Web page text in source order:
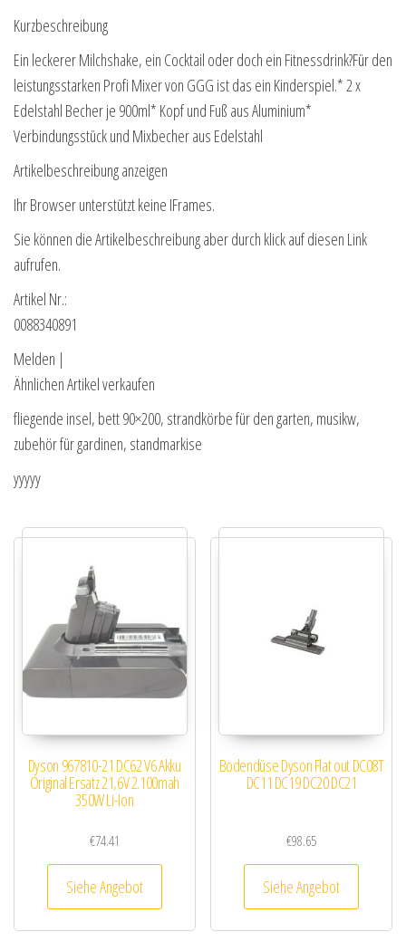
Kurzbeschreibung
Ein leckerer Milchshake, ein Cocktail oder doch ein Fitnessdrink?Für den
leistungsstarken Profi Mixer von GGG ist das ein Kinderspiel.* 2 x
Edelstahl Becher je 900ml* Kopf und Fuß aus Aluminium*
Verbindungsstück und Mixbecher aus Edelstahl
Artikelbeschreibung anzeigen
Ihr Browser unterstützt keine IFrames.
Sie können die Artikelbeschreibung aber durch klick auf diesen Link
aufrufen.
Artikel Nr.:
0088340891
Melden |
Ähnlichen Artikel verkaufen
fliegende insel, bett 90×200, strandkörbe für den garten, musikw,
zubehör für gardinen, standmarkise
yyyyy
Dyson 967810-21 DC62 V6 Akku
Original Ersatz 21,6V 2.100mah
350W Li-Ion
€74.41
Siehe Angebot
Bodendüse Dyson Flat out DC08T
DC11 DC19 DC20 DC21
€98.65
Siehe Angebot